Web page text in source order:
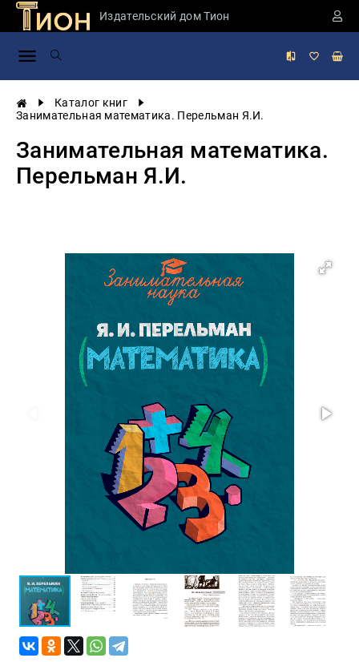
Издательский дом Тион
Каталог книг
Занимательная математика. Перельман Я.И.
Занимательная математика.
Перельман Я.И.
Занимательная
России
история
Экономика
Учебная
Публицистика
Тайное и
Религия
Туризм
Разное